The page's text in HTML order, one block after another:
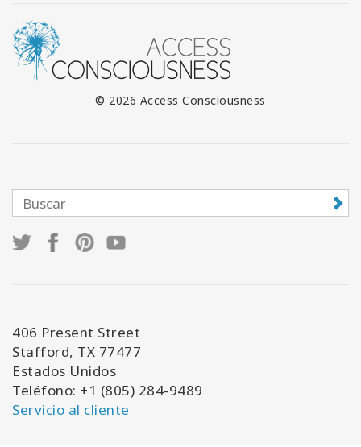
© 2026 Access Consciousness
406 Present Street
Stafford, TX 77477
Estados Unidos
Teléfono: +1 (805) 284-9489
Servicio al cliente